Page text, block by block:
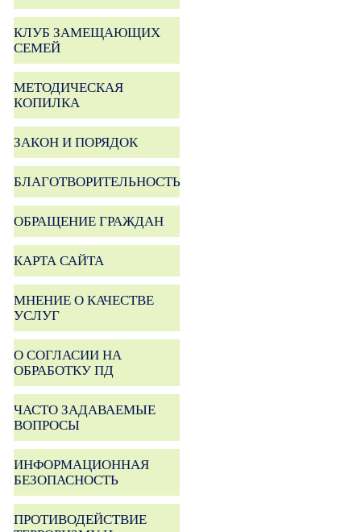
КЛУБ ЗАМЕЩАЮЩИХ
СЕМЕЙ
МЕТОДИЧЕСКАЯ
КОПИЛКА
ЗАКОН И ПОРЯДОК
БЛАГОТВОРИТЕЛЬНОСТЬ
ОБРАЩЕНИЕ ГРАЖДАН
КАРТА САЙТА
МНЕНИЕ О КАЧЕСТВЕ
УСЛУГ
О СОГЛАСИИ НА
ОБРАБОТКУ ПД
ЧАСТО ЗАДАВАЕМЫЕ
ВОПРОСЫ
ИНФОРМАЦИОННАЯ
БЕЗОПАСНОСТЬ
ПРОТИВОДЕЙСТВИЕ